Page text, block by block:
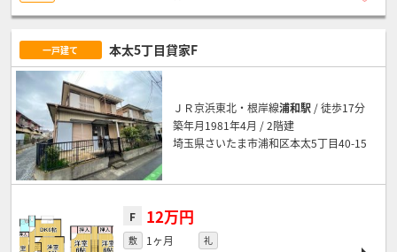
一戸建て 本太5丁目貸家F
ＪＲ京浜東北・根岸線浦和駅 / 徒歩17分
築年月1981年4月 / 2階建
埼玉県さいたま市浦和区本太5丁目40-15
F 12万円
敷 1ヶ月 礼